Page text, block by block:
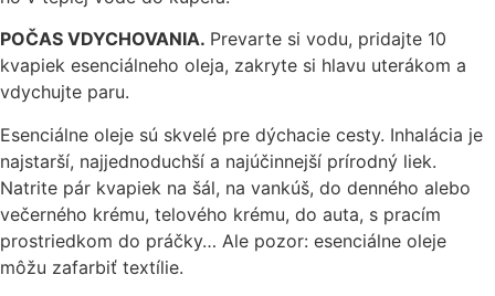
POČAS VDYCHOVANIA. Prevarte si vodu, pridajte 10
kvapiek esenciálneho oleja, zakryte si hlavu uterákom a
vdychujte paru.
Esenciálne oleje sú skvelé pre dýchacie cesty. Inhalácia je
najstarší, najjednoduchší a najúčinnejší prírodný liek.
Natrite pár kvapiek na šál, na vankúš, do denného alebo
večerného krému, telového krému, do auta, s pracím
prostriedkom do práčky… Ale pozor: esenciálne oleje
môžu zafarbiť textílie.